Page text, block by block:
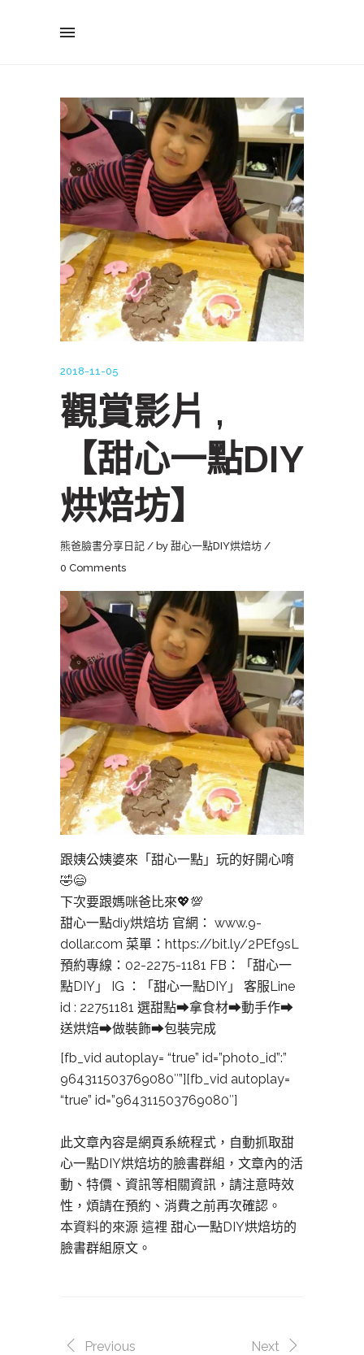
2018-11-05
觀賞影片 ,
【甜心一點DIY
烘焙坊】
熊爸臉書分享日記 by 甜心一點DIY烘焙坊
0 Comments
跟姨公姨婆來「甜心一點」玩的好開心唷
🤣😄
下次要跟媽咪爸比來💖💯
甜心一點diy烘焙坊 官網： www.9-
dollar.com 菜單：https://bit.ly/2PEf9sL
預約專線：02-2275-1181 FB：「甜心一
點DIY」 IG ：「甜心一點DIY」 客服Line
id : 22751181 選甜點➡拿食材➡動手作➡
送烘焙➡做裝飾➡包裝完成
[fb_vid autoplay= “true” id=”photo_id”:”
964311503769080″”][fb_vid autoplay=
“true” id=”964311503769080″]
此文章內容是網頁系統程式，自動抓取甜
心一點DIY烘焙坊的臉書群組，文章內的活
動、特價、資訊等相關資訊，請注意時效
性，煩請在預約、消費之前再次確認。
本資料的來源 這裡 甜心一點DIY烘焙坊的
臉書群組原文。
Previous Next